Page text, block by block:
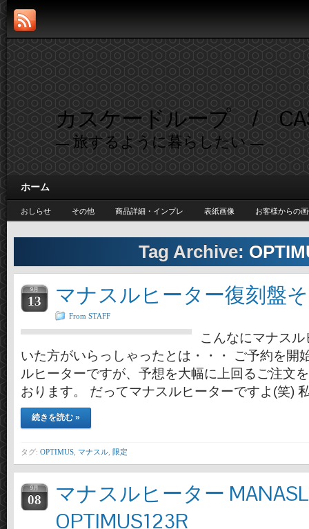
カスケードループ /
— 旅するように暮らしたい —
ホーム
おしらせ その他 商品詳細・インプレ 表紙画像 お客様からの
Tag Archive:
9月
13 マナスルヒーター復刻盤
From STAFF
こんなにマナス
いた方がいらっしゃったとは・・・ ご予約を開
ルヒーターですが、予想を大幅に上回るご注文
おります。 だってマナスルヒーターですよ(笑)
続きを読む »
タグ: OPTIMUS マナスル 限定
9月
08
マナスルヒーター
OPTIMUS123R